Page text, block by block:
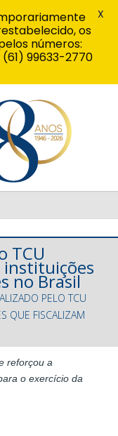
TCU
instituições
no Brasil
PELO TCU
QUE FISCALIZAM
reforçou a
o exercício da
os
números:
(61) 99633-2770
X